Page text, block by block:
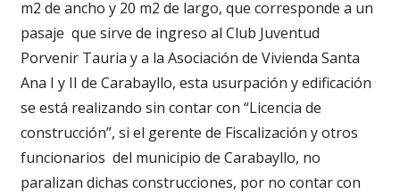
m2 de ancho y 20 m2 de largo, que corresponde a un
pasaje que sirve de ingreso al Club Juventud
Porvenir Tauria y a la Asociación de Vivienda Santa
Ana I y II de Carabayllo, esta usurpación y edificación
se está realizando sin contar con “Licencia de
construcción”, si el gerente de Fiscalización y otros
funcionarios del municipio de Carabayllo, no
paralizan dichas construcciones, por no contar con